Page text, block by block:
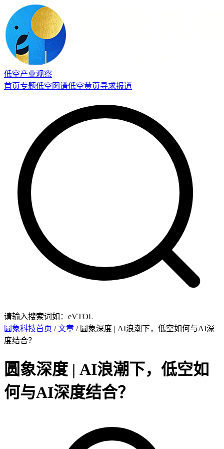
低空产业观察
首页专题低空图谱低空黄页寻求报道
请输入搜索词如：eVTOL
圆象科技首页 /文章 / 圆象深度 | AI浪潮下，低空如何与AI深
度结合？
圆象深度 | AI浪潮下，低空如
何与AI深度结合？